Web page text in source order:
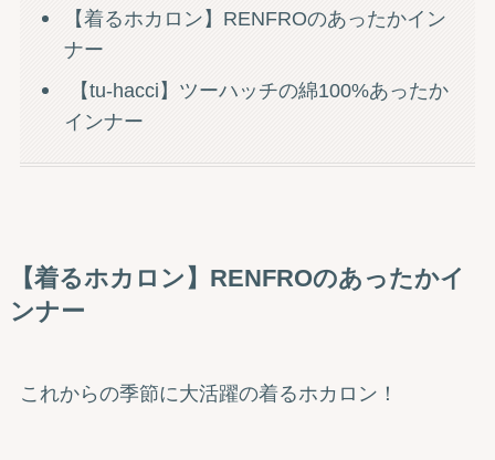
【着るホカロン】RENFROのあったかイン
ナー
【tu-hacci】ツーハッチの綿100%あったか
インナー
【着るホカロン】RENFROのあったかイ
ンナー
これからの季節に大活躍の着るホカロン！